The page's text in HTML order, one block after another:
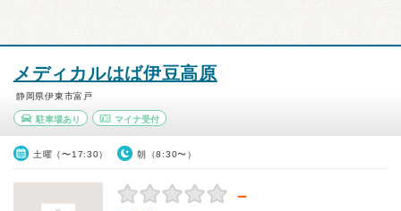
メディカルはば伊豆高原
静岡県伊東市富戸
駐車場あり マイナ受付
土曜（〜17:30） 朝（8:30〜）
－